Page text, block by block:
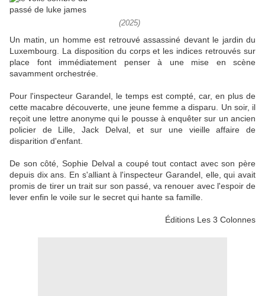
(2025)
Un matin, un homme est retrouvé assassiné devant le jardin du
Luxembourg. La disposition du corps et les indices retrouvés sur
place font immédiatement penser à une mise en scène
savamment orchestrée.
Pour l'inspecteur Garandel, le temps est compté, car, en plus de
cette macabre découverte, une jeune femme a disparu. Un soir, il
reçoit une lettre anonyme qui le pousse à enquêter sur un ancien
policier de Lille, Jack Delval, et sur une vieille affaire de
disparition d'enfant.
De son côté, Sophie Delval a coupé tout contact avec son père
depuis dix ans. En s'alliant à l'inspecteur Garandel, elle, qui avait
promis de tirer un trait sur son passé, va renouer avec l'espoir de
lever enfin le voile sur le secret qui hante sa famille.
Éditions Les 3 Colonnes